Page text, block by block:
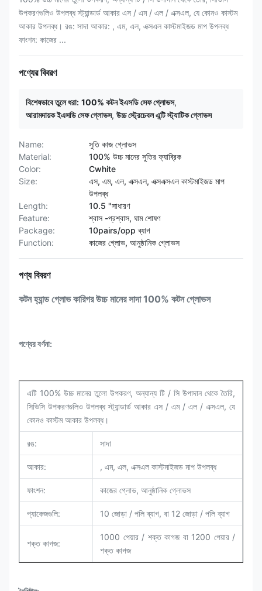
উপকরণগুলিও উপলব্ধ স্ট্যান্ডার্ড আকার এস / এম / এল / এক্সএল, যে কোনও কাস্টম
আকার উপলব্ধ। রঙ: সাদা আকার: , এম, এল, এক্সএল কাস্টমাইজড মাপ উপলব্ধ
ফাংশন: কাজের ...
পণ্যের বিবরণ
বিশেষভাবে তুলে ধরা: 100% কটন ইএসডি সেফ গ্লোভস,
আরামদায়ক ইএসডি সেফ গ্লোভস, উচ্চ স্ট্রেচেবল এন্টি স্ট্যাটিক গ্লোভস
Name:
সুতি কাজ গ্লোভস
Material:
100% উচ্চ মানের সুতির ফ্যাব্রিক
Color:
Cwhite
Size:
এস, এম, এল, এক্সএল, এক্সএক্সএল কাস্টমাইজড মাপ
উপলব্ধ
Length:
10.5 "সাধারণ
Feature:
শ্বাস -প্রশ্বাস, ঘাম শোষণ
Package:
10pairs/opp ব্যাগ
Function:
কাজের গ্লোভ, আনুষ্ঠানিক গ্লোভস
পণ্য বিবরণ
কটন হ্যান্ড গ্লোভ কারিগর উচ্চ মানের সাদা 100% কটন গ্লোভস
পণ্যের বর্ণনা:
এটি 100% উচ্চ মানের তুলো উপকরণ, অন্যান্য টি / সি উপাদান থেকে তৈরি,
সিভিসি উপকরণগুলিও উপলব্ধ স্ট্যান্ডার্ড আকার এস / এম / এল / এক্সএল, যে
কোনও কাস্টম আকার উপলব্ধ।
রঙ: সাদা
আকার: , এম, এল, এক্সএল কাস্টমাইজড মাপ উপলব্ধ
ফাংশন: কাজের গ্লোভ, আনুষ্ঠানিক গ্লোভস
প্যাকেজগুলি: 10 জোড়া / পলি ব্যাগ, বা 12 জোড়া / পলি ব্যাগ
শক্ত কাগজ:
1000 পেয়ার / শক্ত কাগজ বা 1200 পেয়ার /
শক্ত কাগজ